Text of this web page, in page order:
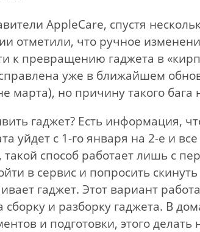
AppleCare, спустя
отметили, что ручное
к превращению гаджета в
уже в ближайшем
марта), но причину такого бага
гаджет? Есть информация,
уйдет с 1-го января на 2-е и
такой способ работает лишь с
в сервис и попросить
гаджет. Этот вариант
сборку и разборку гаджета. В
и подготовки, этого делать